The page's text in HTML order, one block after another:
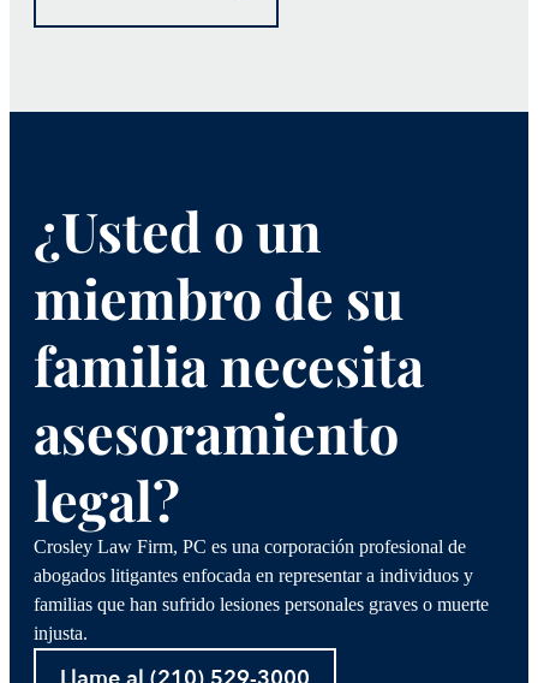
¿Usted o un
miembro de su
familia necesita
asesoramiento
legal?
Crosley Law Firm, PC es una corporación profesional de
abogados litigantes enfocada en representar a individuos y
familias que han sufrido lesiones personales graves o muerte
injusta.